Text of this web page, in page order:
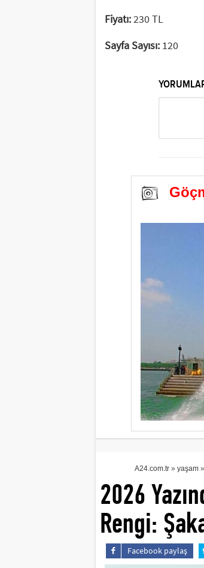
Fiyatı:230 TL
Sayfa Sayısı:120
2026
Rengi:
A24.com.tr» yaşam»
Facebook paylaş